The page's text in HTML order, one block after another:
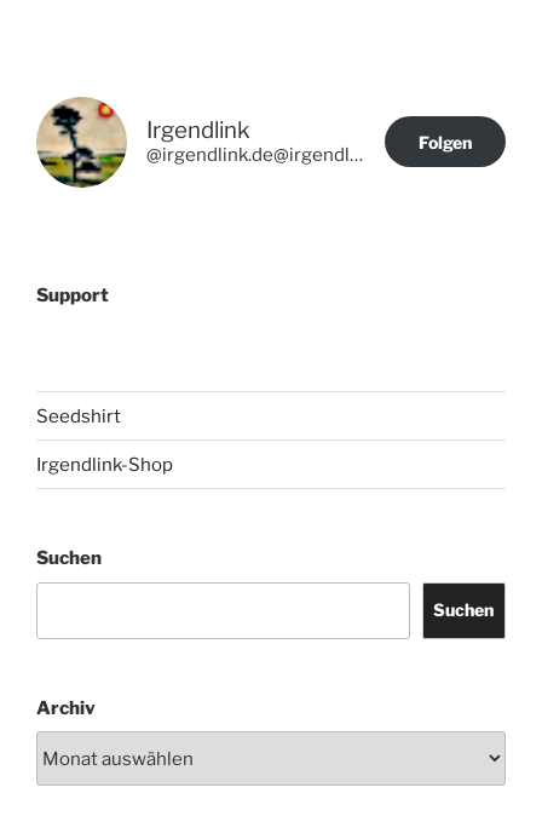
Irgendlink
@irgendlink.de@irgendlink.de
Folgen
Support
Seedshirt
Irgendlink-Shop
Suchen
Suchen
Archiv